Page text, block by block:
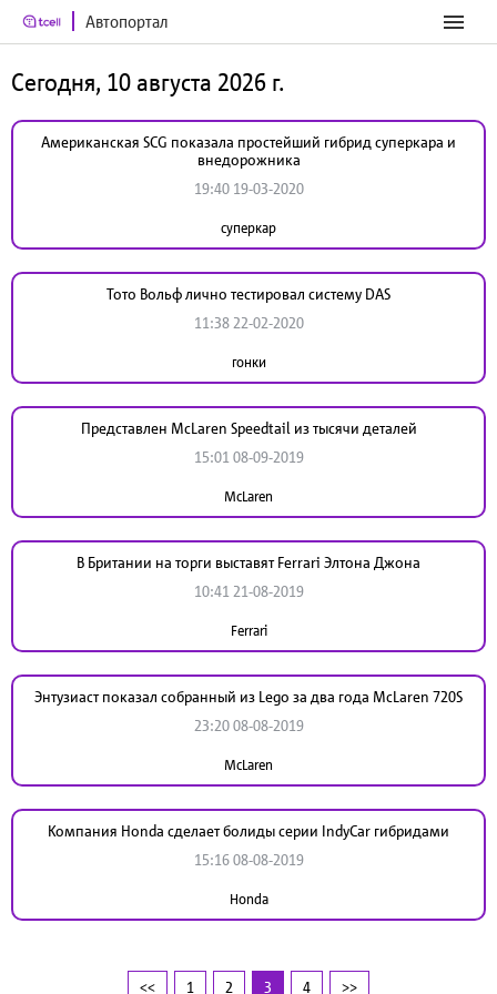
Автопортал
Сегодня, 10 августа 2026 г.
Американская SCG показала простейший гибрид суперкара и
внедорожника
19:40 19-03-2020
суперкар
Тото Вольф лично тестировал систему DAS
11:38 22-02-2020
гонки
Представлен McLaren Speedtail из тысячи деталей
15:01 08-09-2019
McLaren
В Британии на торги выставят Ferrari Элтона Джона
10:41 21-08-2019
Ferrari
Энтузиаст показал собранный из Lego за два года McLaren 720S
23:20 08-08-2019
McLaren
Компания Honda сделает болиды серии IndyCar гибридами
15:16 08-08-2019
Honda
<< 1 2 3 4 >>